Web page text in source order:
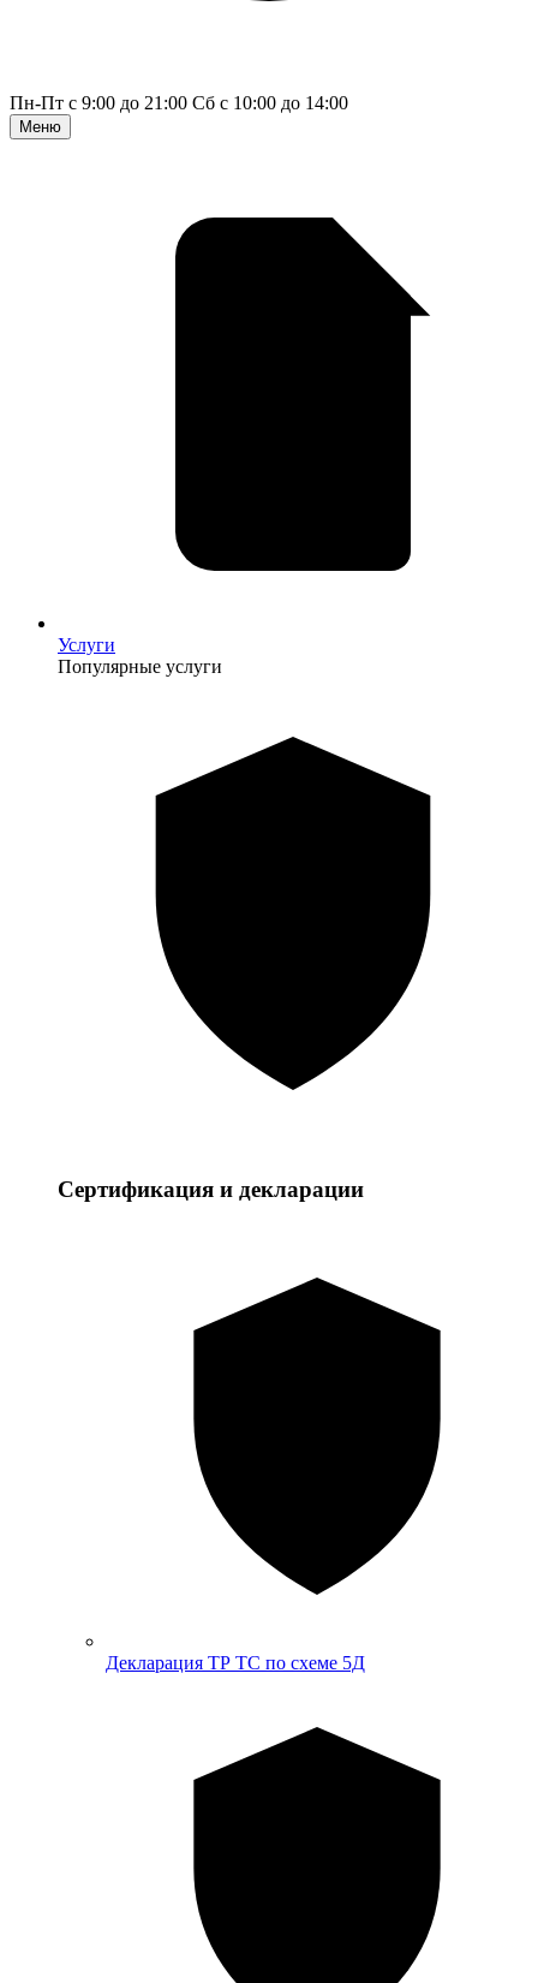
Пн-Пт с 9:00 до 21:00 Сб с 10:00 до 14:00
Меню
Услуги
Популярные услуги
Сертификация и декларации
Декларация ТР ТС по схеме 5Д